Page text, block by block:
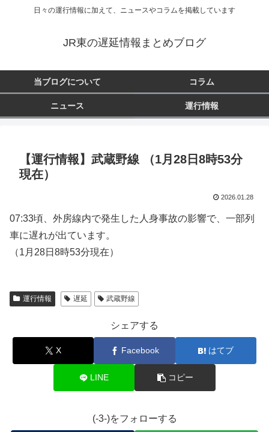
日々の運行情報に加えて、ニュースやコラムを掲載しています
JR東の遅延情報まとめブログ
当ブログについて コラム
ニュース 運行情報
【運行情報】武蔵野線 （1月28日8時53分
現在）
2026.01.28
07:33頃、外房線内で発生した人身事故の影響で、一部列
車に遅れが出ています。
（1月28日8時53分現在）
運行情報 遅延 武蔵野線
シェアする
X Facebook はてブ
LINE コピー
(-3-)をフォローする